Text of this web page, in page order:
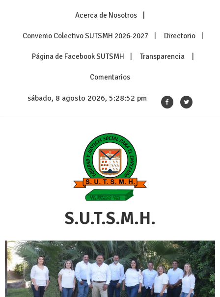
Acerca de Nosotros
Convenio Colectivo SUTSMH 2026-2027 Directorio
Página de Facebook SUTSMH Transparencia
Comentarios
sábado, 8 agosto 2026, 5:28:52 pm
S.U.T.S.M.H.